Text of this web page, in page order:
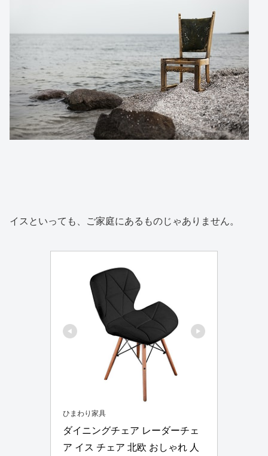
イスといっても、ご家庭にあるものじゃありません。
ひまわり家具
ダイニングチェア レーダーチェ
ア イス チェア 北欧 おしゃれ 人